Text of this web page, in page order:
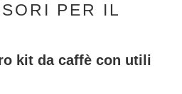
PER IL
kit da caffè con utili